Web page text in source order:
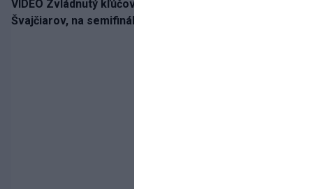
VIDEO Zvládnutý kľúčový krok! Osemnástka zdolala
Švajčiarov, na semifinále potrebuje pomoc favorita